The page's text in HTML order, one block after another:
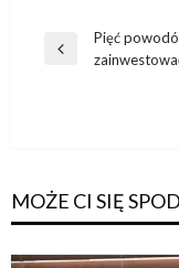
Nawigacja
wpisu
Poprzedni
Pięć
MOŻE CI SIĘ